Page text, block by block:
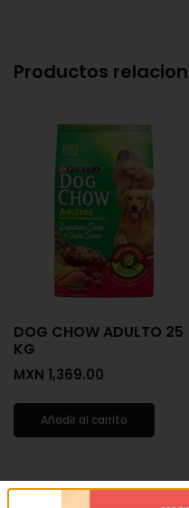
Productos
DOG CHOW ADULTO 25
KG
MXN 1,369.00
Añadir al carrito